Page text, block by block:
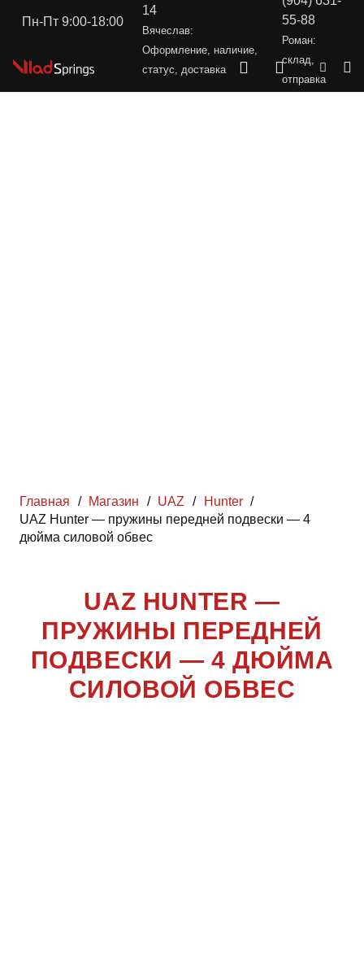
Пн-Пт 9:00-18:00
14
Вячеслав:
Оформление, наличие,
статус, доставка
55-88
Роман:
склад,
отправка
Главная / Магазин / UAZ / Hunter /
UAZ Hunter — пружины передней подвески — 4
дюйма силовой обвес
UAZ HUNTER —
ПРУЖИНЫ ПЕРЕДНЕЙ
ПОДВЕСКИ — 4 ДЮЙМА
СИЛОВОЙ ОБВЕС